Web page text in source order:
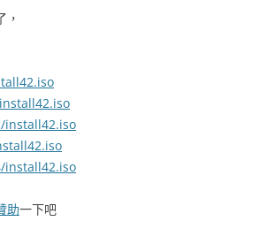
，
install42.iso
install42.iso
助一下吧